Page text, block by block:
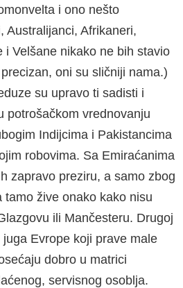
i ono nešto
Australijanci, Afrikaneri,
i Velšane nikako ne bih stavio
oni su sličniji nama.)
su upravo ti sadisti i
potro­šačkom vrednovanju
Indijcima i Pakistancima
robovima. Sa Emiraćanima
zapravo preziru, a samo zbog
tamo žive onako kako nisu
ili Manče­steru. Drugoj
Evrope koji prave male
dobro u matrici
servisnog osoblja.